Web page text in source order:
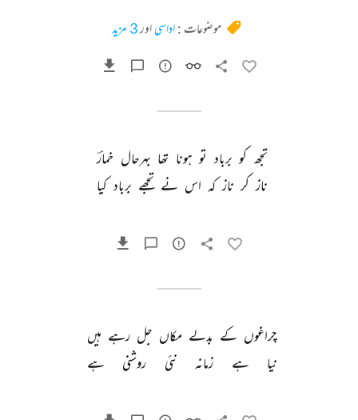
موضوعات :اداسی اور3 مزید
تجھ کو برباد تو ہونا تھا بہرحال خمارؔ
ناز کر ناز کہ اس نے تجھے برباد کیا
چراغوں کے بدلے مکاں جل رہے ہیں
نیا
ہے زمانہ نئی روشنی ہے